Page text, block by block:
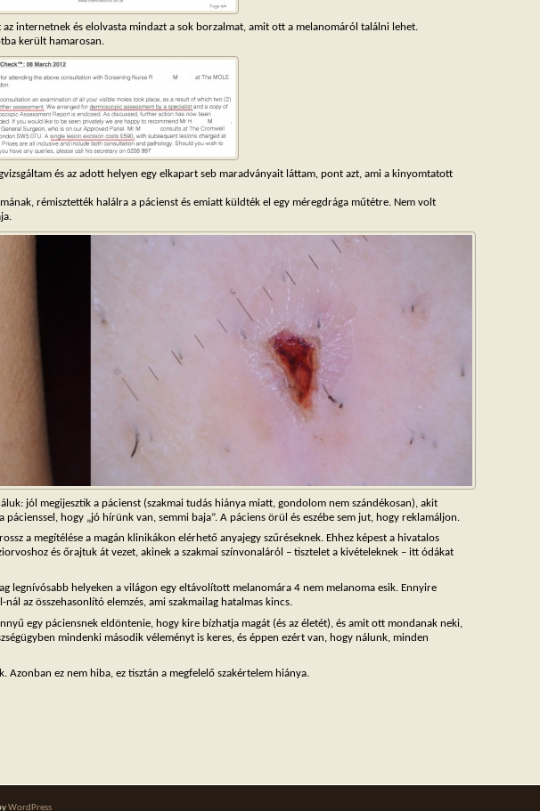
internetnek és elolvasta mindazt a sok borzalmat, amit ott a melanomáról találni lehet.
került hamarosan.
és az adott helyen egy elkapart seb maradványait láttam, pont azt, ami a kinyomtatott
rémisztették halálra a pácienst és emiatt küldték el egy méregdrága műtétre. Nem volt
jól megijesztik a pácienst (szakmai tudás hiánya miatt, gondolom nem szándékosan), akit
hogy „jó hírünk van, semmi baja”. A páciens örül és eszébe sem jut, hogy reklamáljon.
a megítélése a magán klinikákon elérhető anyajegy szűréseknek. Ehhez képest a hivatalos
és őrajtuk át vezet, akinek a szakmai színvonaláról – tisztelet a kivételeknek – itt ódákat
legnívósabb helyeken a világon egy eltávolított melanomára 4 nem melanoma esik. Ennyire
az összehasonlító elemzés, ami szakmailag hatalmas kincs.
egy páciensnek eldöntenie, hogy kire bízhatja magát (és az életét), és amit ott mondanak neki,
mindenki második véleményt is keres, és éppen ezért van, hogy nálunk, minden
Azonban ez nem hiba, ez tisztán a megfelelő szakértelem hiánya.
WordPress